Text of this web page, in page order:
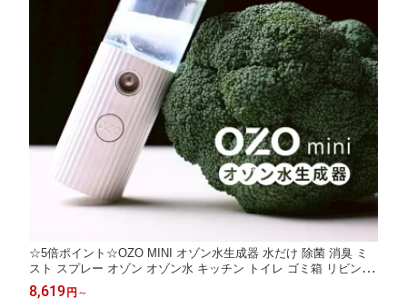
☆5倍ポイント☆OZO MINI オゾン水生成器 水だけ 除菌 消臭 ミ
スト スプレー オゾン オゾン水 キッチン トイレ ゴミ箱 リビング
おもちゃ 掃除 コンパクト おしゃれ 小型 家庭用 詰め替え不要 エ
コ【OZO】【台湾直送】
8,619 円 ～